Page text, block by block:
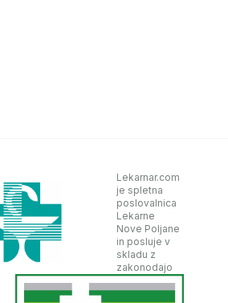
Lekarnar.com
je spletna
poslovalnica
Lekarne
Nove Poljane
in posluje v
skladu z
zakonodajo